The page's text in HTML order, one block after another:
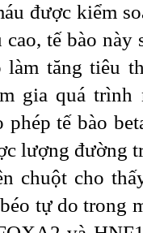
được kiểm
tế bào
tăng tiêu
gia quá
phép tế bào
lượng đường
chuột cho
tự do trong